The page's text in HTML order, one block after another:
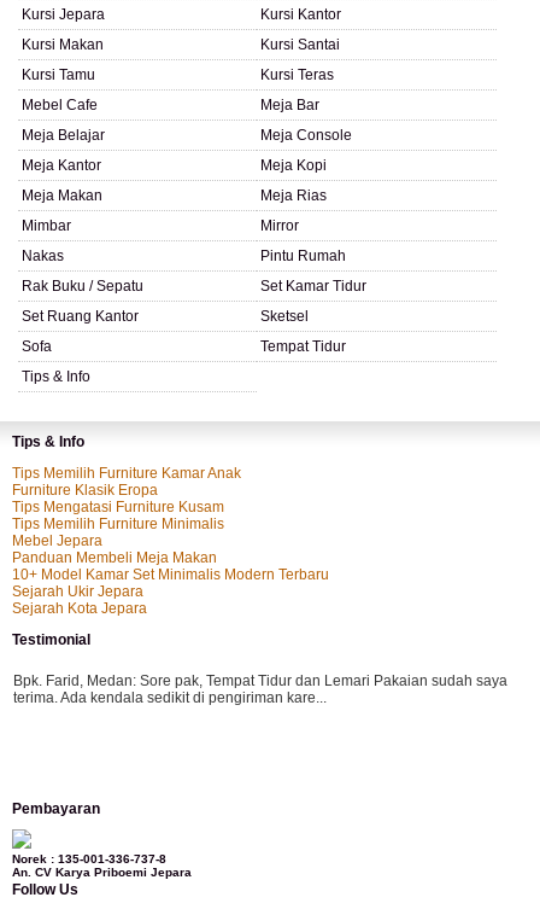
Kursi Jepara
Kursi Kantor
Kursi Makan
Kursi Santai
Kursi Tamu
Kursi Teras
Mebel Cafe
Meja Bar
Meja Belajar
Meja Console
Meja Kantor
Meja Kopi
Meja Makan
Meja Rias
Mimbar
Mirror
Nakas
Pintu Rumah
Rak Buku / Sepatu
Set Kamar Tidur
Set Ruang Kantor
Sketsel
Sofa
Tempat Tidur
Tips & Info
Tips & Info
Tips Memilih Furniture Kamar Anak
Furniture Klasik Eropa
Tips Mengatasi Furniture Kusam
Tips Memilih Furniture Minimalis
Mebel Jepara
Panduan Membeli Meja Makan
10+ Model Kamar Set Minimalis Modern Terbaru
Sejarah Ukir Jepara
Sejarah Kota Jepara
Testimonial
Bpk. Farid, Medan: Sore pak, Tempat Tidur dan Lemari Pakaian sudah saya
terima. Ada kendala sedikit di pengiriman kare...
kursi teras saya sudah saya terima dan p...
Pembayaran
Norek : 135-001-336-737-8
An. CV Karya Priboemi Jepara
Follow Us